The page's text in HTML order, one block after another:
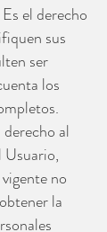
el derecho
sus
ser
los
al
Usuario,
no
la